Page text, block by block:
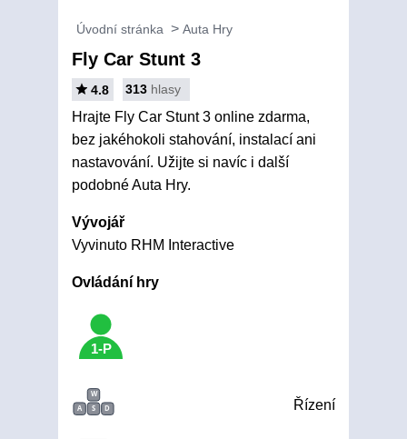
Úvodní stránka Auta Hry
Fly Car Stunt 3
4.8 313 hlasy
Hrajte Fly Car Stunt 3 online zdarma,
bez jakéhokoli stahování, instalací ani
nastavování. Užijte si navíc i další
podobné Auta Hry.
Vývojář
Vyvinuto RHM Interactive
Ovládání hry
1-P
W
A
S D Řízení